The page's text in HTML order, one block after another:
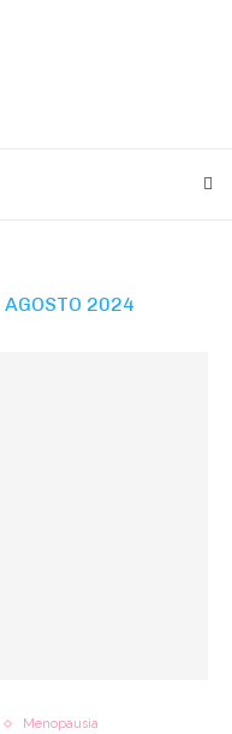
AGOSTO 2024
Menopausia